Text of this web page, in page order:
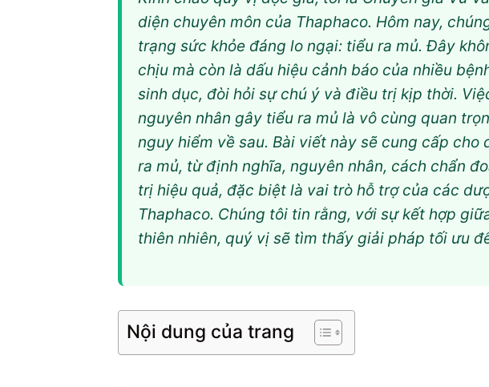
diện chuyên môn của Thaphaco. Hôm nay,
trạng sức khỏe đáng lo ngại: tiểu ra mủ. Đây
chịu mà còn là dấu hiệu cảnh báo của nhiều
sinh dục, đòi hỏi sự chú ý và điều trị kịp thời.
nguyên nhân gây tiểu ra mủ là vô cùng quan
nguy hiểm về sau. Bài viết này sẽ cung cấp
ra mủ, từ định nghĩa, nguyên nhân, cách chẩn
trị hiệu quả, đặc biệt là vai trò hỗ trợ của các
Thaphaco. Chúng tôi tin rằng, với sự kết hợp
thiên nhiên, quý vị sẽ tìm thấy giải pháp tối ưu
Nội dung của trang